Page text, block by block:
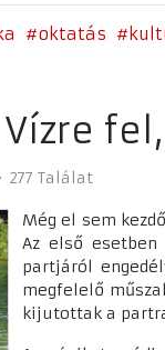
oktatás
Vízre
277 Találat
Még el sem
Az első
partjáról
megfelelő
kijutottak a